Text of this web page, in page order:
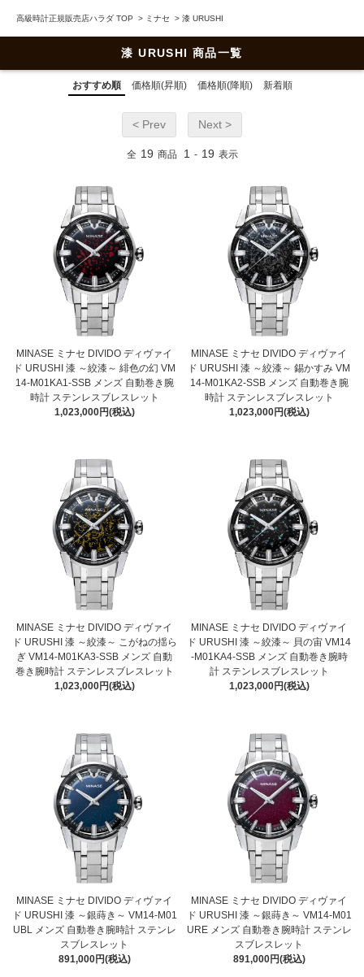
高級時計正規販売店ハラダ TOP > ミナセ > 漆 URUSHI
漆 URUSHI 商品一覧
おすすめ順 価格順(昇順) 価格順(降順) 新着順
< Prev Next >
全 19 商品 1 - 19 表示
MINASE ミナセ DIVIDO ディヴァイ
ド URUSHI 漆 ～絞漆～ 緋色の幻 VM
14-M01KA1-SSB メンズ 自動巻き腕
時計 ステンレスブレスレット
1,023,000円(税込)
MINASE ミナセ DIVIDO ディヴァイ
ド URUSHI 漆 ～絞漆～ 錫かすみ VM
14-M01KA2-SSB メンズ 自動巻き腕
時計 ステンレスブレスレット
1,023,000円(税込)
MINASE ミナセ DIVIDO ディヴァイ
ド URUSHI 漆 ～絞漆～ こがねの揺ら
ぎ VM14-M01KA3-SSB メンズ 自動
巻き腕時計 ステンレスブレスレット
1,023,000円(税込)
MINASE ミナセ DIVIDO ディヴァイ
ド URUSHI 漆 ～絞漆～ 貝の宙 VM14
-M01KA4-SSB メンズ 自動巻き腕時
計 ステンレスブレスレット
1,023,000円(税込)
MINASE ミナセ DIVIDO ディヴァイ
ド URUSHI 漆 ～銀蒔き～ VM14-M01
UBL メンズ 自動巻き腕時計 ステンレ
スブレスレット
891,000円(税込)
MINASE ミナセ DIVIDO ディヴァイ
ド URUSHI 漆 ～銀蒔き～ VM14-M01
URE メンズ 自動巻き腕時計 ステンレ
スブレスレット
891,000円(税込)